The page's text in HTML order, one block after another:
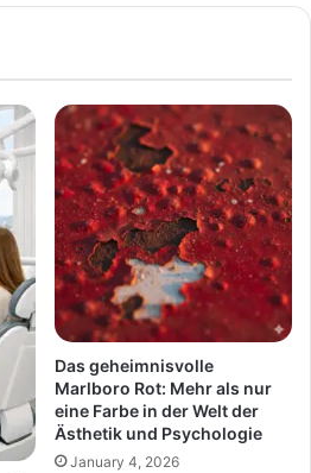
Das geheimnisvolle
Marlboro Rot: Mehr als nur
eine Farbe in der Welt der
Ästhetik und Psychologie
January 4, 2026